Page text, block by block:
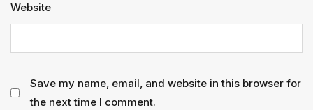
Website
Save my name, email, and website in this browser for
the next time I comment.